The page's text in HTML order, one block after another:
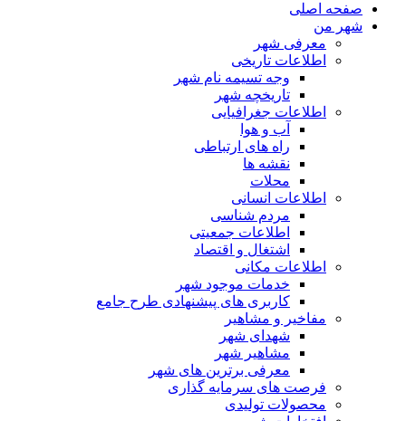
صفحه اصلی
شهر من
معرفی شهر
اطلاعات تاریخی
وجه تسیمه نام شهر
تاریخچه شهر
اطلاعات جغرافیایی
آب و هوا
راه های ارتباطی
نقشه ها
محلات
اطلاعات انسانی
مردم شناسی
اطلاعات جمعیتی
اشتغال و اقتصاد
اطلاعات مکانی
خدمات موجود شهر
کاربری های پیشنهادی طرح جامع
مفاخیر و مشاهیر
شهدای شهر
مشاهیر شهر
معرفی برترین های شهر
فرصت های سرمایه گذاری
محصولات تولیدی